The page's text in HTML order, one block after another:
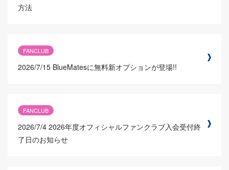
方法
FANCLUB
2026/7/15 BlueMatesに無料新オプションが登場!!
FANCLUB
2026/7/4 2026年度オフィシャルファンクラブ入会受付終
了日のお知らせ